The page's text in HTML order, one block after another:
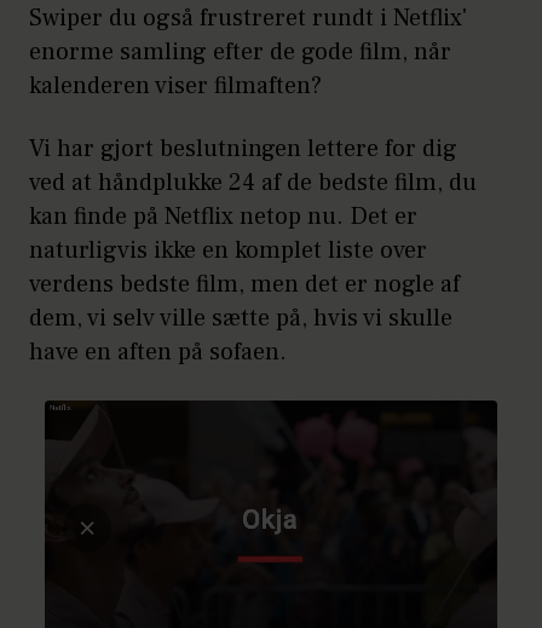
Swiper du også frustreret rundt i Netflix'
enorme samling efter de gode film, når
kalenderen viser filmaften?
Vi har gjort beslutningen lettere for dig
ved at håndplukke 24 af de bedste film, du
kan finde på Netflix netop nu. Det er
naturligvis ikke en komplet liste over
verdens bedste film, men det er nogle af
dem, vi selv ville sætte på, hvis vi skulle
have en aften på sofaen.